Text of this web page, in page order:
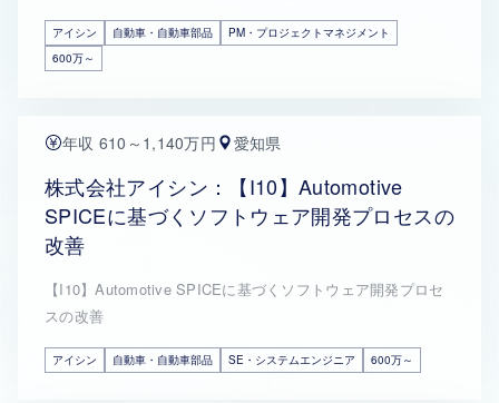
アイシン 自動車・自動車部品
PM・プロジェクトマネジメント
600万～
年収 610～1,140万円 愛知県
株式会社アイシン：【I10】Automotive
SPICEに基づくソフトウェア開発プロセスの
改善
【I10】Automotive SPICEに基づくソフトウェア開発プロセ
スの改善
アイシン 自動車・自動車部品 SE・システムエンジニア 600万～